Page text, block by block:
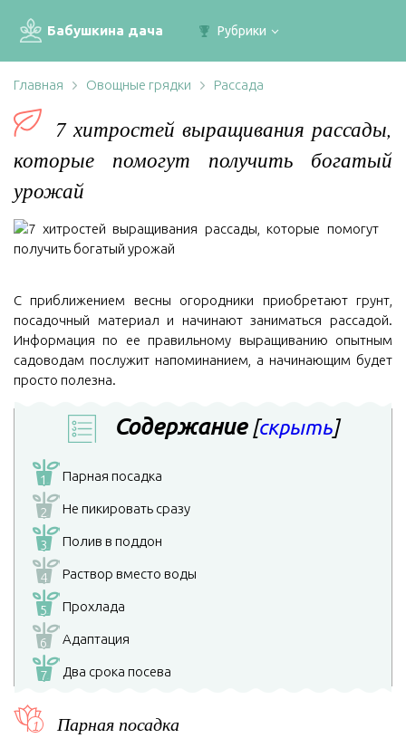
Бабушкина дача Рубрики
Главная Овощные грядки Рассада
7 хитростей выращивания рассады,
которые помогут получить богатый
урожай
С приближением весны огородники приобретают грунт,
посадочный материал и начинают заниматься рассадой.
Информация по ее правильному выращиванию опытным
садоводам послужит напоминанием, а начинающим будет
просто полезна.
Содержание [скрыть]
1 Парная посадка
2 Не пикировать сразу
3 Полив в поддон
4 Раствор вместо воды
5 Прохлада
6 Адаптация
7 Два срока посева
Парная посадка